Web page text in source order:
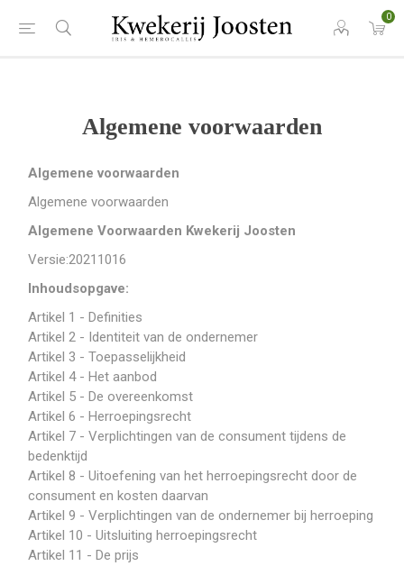
0
Algemene voorwaarden
Algemene voorwaarden
Algemene voorwaarden
Algemene Voorwaarden Kwekerij Joosten
Versie:20211016
Inhoudsopgave:
Artikel 1 - Definities
Artikel 2 - Identiteit van de ondernemer
Artikel 3 - Toepasselijkheid
Artikel 4 - Het aanbod
Artikel 5 - De overeenkomst
Artikel 6 - Herroepingsrecht
Artikel 7 - Verplichtingen van de consument tijdens de
bedenktijd
Artikel 8 - Uitoefening van het herroepingsrecht door de
consument en kosten daarvan
Artikel 9 - Verplichtingen van de ondernemer bij herroeping
Artikel 10 - Uitsluiting herroepingsrecht
Artikel 11 - De prijs